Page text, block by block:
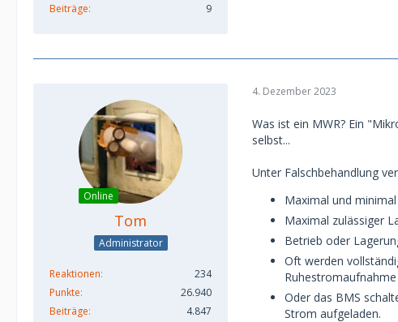
Beiträge
9
Online
Tom
Administrator
Reaktionen
234
Punkte
26.940
Beiträge
4.847
4. Dezember 2023
Was ist ein MWR? Ein
selbst...
Unter Falschbehandlung
Maximal und
Maximal zulässiger
Betrieb oder
Oft werden
Oder das BMS
Strom aufgeladen.